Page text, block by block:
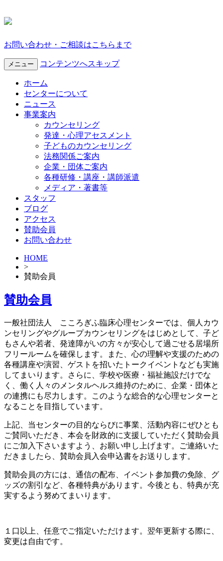
お問い合わせ・ご相談はこちらまで
メニュー コンテンツへスキップ
ホーム
センターについて
ニュース
事業案内
カウンセリング
発達・心理アセスメント
子どものカウンセリング
法務関係ご案内
企業・団体ご案内
各種研修・講座・講師派遣
メディア・著書等
スタッフ
ブログ
アクセス
賛助会員
お問い合わせ
HOME
>
賛助会員
賛助会員
一般社団法人 こころぎふ臨床心理センターでは、個人カウ
ンセリングやグループカウンセリングをはじめとして、子ど
もさんや若者、発達障がいの方々が安心して過ごせる居場所
フリールームを確保します。また、心の理解や支援のための
各種講座や演習、ゲストを招いたトークイベントなども実施
してまいります。さらに、学校や医療・福祉施設だけでな
く、働く人々のメンタルヘルス維持のために、企業・団体と
の連携にも尽力します。このような総合的な心理センターと
なることを目指しています。
上記、当センターの目的ならびに事業、活動内容にぜひとも
ご賛同いただき、本会を財政的に支援していただく賛助会員
にご加入下さいますよう、お願い申し上げます。ご連絡いた
だきましたら、賛助会員入会申込書をお送りします。
賛助会員の方には、通信の配布、イベント参加費の免除、グ
ッズの割引など、各種特典があります。今後とも、特典が充
実するよう努めてまいります。
１口以上、任意でご指定いただけます。翌年更新する際に、
変更は自由です。